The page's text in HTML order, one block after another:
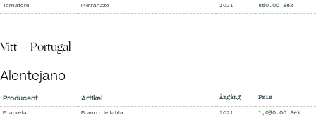
Tornatore Pietrarizzo 2021 860.00 Sek
Vitt - Portugal
Alentejano
Producent Artikel Årgång Pris
Fitapreta Branco de tahla 2021 1,030.00 Sek